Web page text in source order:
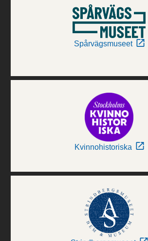
Spårvägsmuseet
Kvinnohistoriska